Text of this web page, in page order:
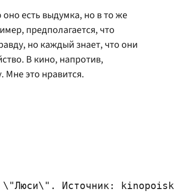
есть выдумка, но в то же
предполагается, что
но каждый знает, что они
В кино, напротив,
это нравится.
Источник: